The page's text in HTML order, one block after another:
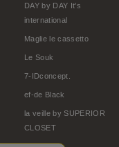
DAY by DAY It's
international
Maglie le cassetto
Le Souk
7-IDconcept.
ef-de Black
la veille by SUPERIOR
CLOSET